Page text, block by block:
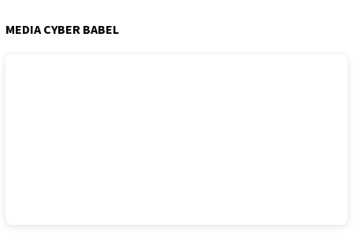
MEDIA CYBER BABEL